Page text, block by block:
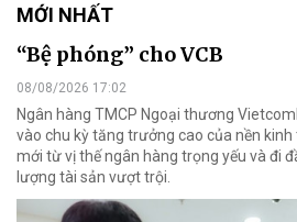
MỚI NHẤT
“Bệ phóng” cho VCB
08/08/2026 17:02
Ngân hàng TMCP Ngoại thương
vào chu kỳ tăng trưởng cao của nền
mới từ vị thế ngân hàng trọng yếu và đi
lượng tài sản vượt trội.